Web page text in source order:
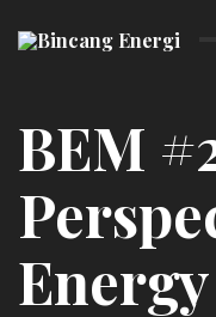
BEM